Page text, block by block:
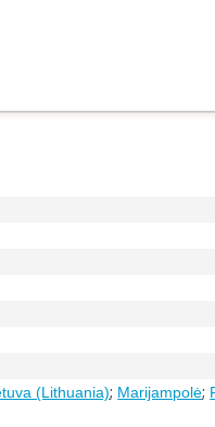
(Lithuania); Marijampolė;